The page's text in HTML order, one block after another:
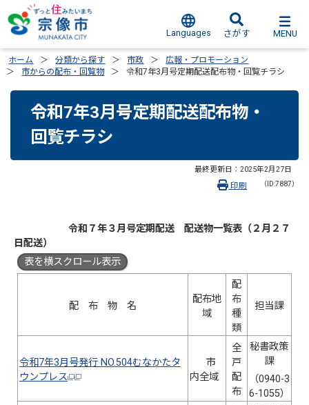
Languages さがす MENU
ホーム 分類から探す 市政
広報・プロモーション
市からの配布・回覧物
令和7年3月号定期配送配布物・回覧チラシ
令和7年3月号定期配送配布物・
回覧チラシ
最終更新日： 2025年2月27日
（ID:7887）
印刷
令和７年３月号定期配送 配送物一覧表（２月２７
日配送）
表を横スクロール表示
配 布 物 名
配布地
域
配
布
種
類
担当課
令和7年3月号発行 NO.504むなかたタ
ウンプレス
市
内全域
全
戸
配
布
秘書政策
課
（0940-3
6-1055）